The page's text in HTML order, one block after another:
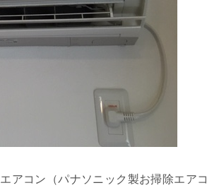
アコン（パナソニック製お掃除エアコ